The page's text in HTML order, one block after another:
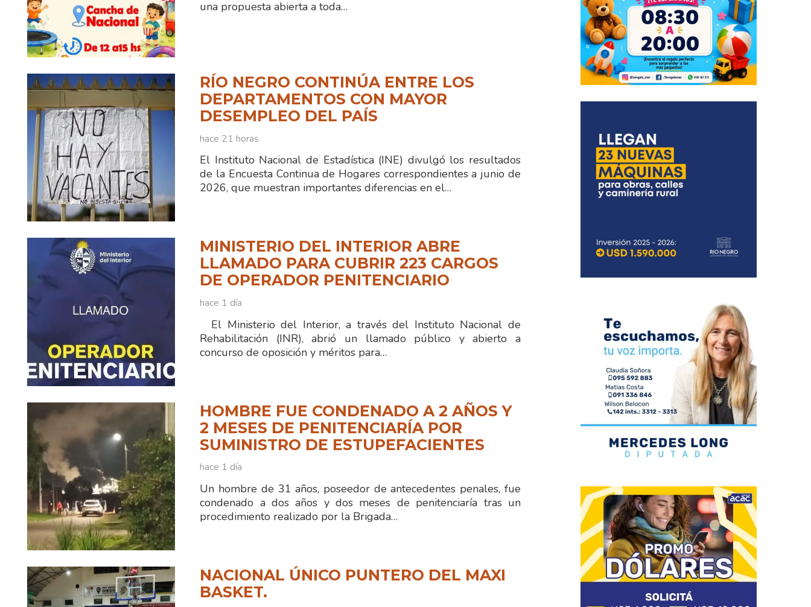
una propuesta abierta a toda…
RÍO NEGRO CONTINÚA ENTRE LOS
DEPARTAMENTOS CON MAYOR
DESEMPLEO DEL PAÍS
hace 21 horas
El Instituto Nacional de Estadística (INE) divulgó los resultados
de la Encuesta Continua de Hogares correspondientes a junio de
2026, que muestran importantes diferencias en el…
MINISTERIO DEL INTERIOR ABRE
LLAMADO PARA CUBRIR 223 CARGOS
DE OPERADOR PENITENCIARIO
hace 1 día
El Ministerio del Interior, a través del Instituto Nacional de
Rehabilitación (INR), abrió un llamado público y abierto a
concurso de oposición y méritos para…
HOMBRE FUE CONDENADO A 2 AÑOS Y
2 MESES DE PENITENCIARÍA POR
SUMINISTRO DE ESTUPEFACIENTES
hace 1 día
Un hombre de 31 años, poseedor de antecedentes penales, fue
condenado a dos años y dos meses de penitenciaría tras un
procedimiento realizado por la Brigada…
NACIONAL ÚNICO PUNTERO DEL MAXI
BASKET.